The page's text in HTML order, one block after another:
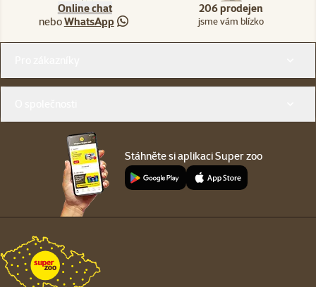
Online chat
neboWhatsApp
206 prodejen
jsme vám blízko
Stáhněte si aplikaci Super zoo